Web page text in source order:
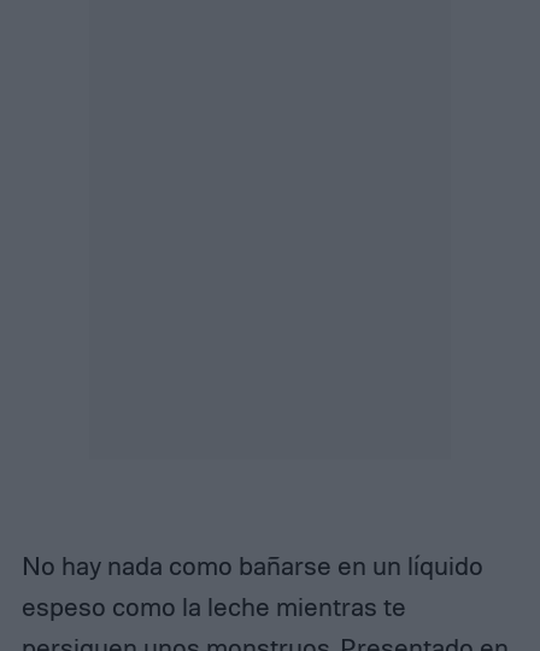
No hay nada como bañarse en un líquido
espeso como la leche mientras te